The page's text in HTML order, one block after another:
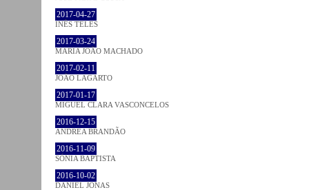
2017-04-27
INÊS TELES
2017-03-24
MARIA JOÃO MACHADO
2017-02-11
JOÃO LAGARTO
2017-01-17
MIGUEL CLARA VASCONCELOS
2016-12-15
ANDREA BRANDÃO
2016-11-09
SÓNIA BAPTISTA
2016-10-02
DANIEL JONAS